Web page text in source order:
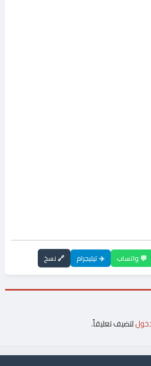
💬 واتساب ✈️ تيليجرام 🔗 نسخ
لتضيف تعليقاً.